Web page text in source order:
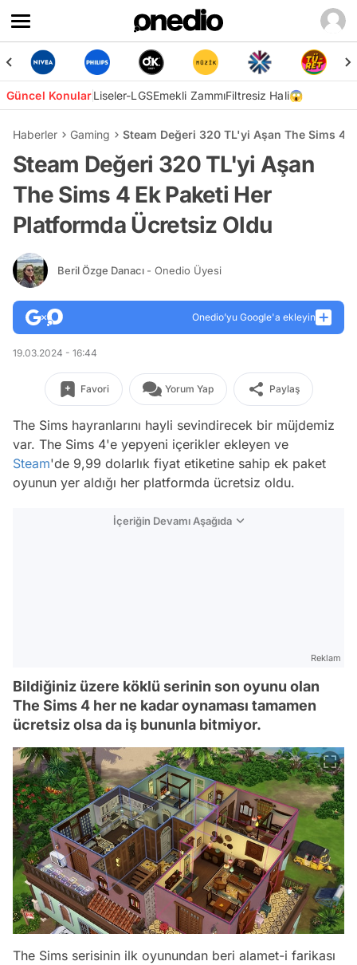
Güncel KonularLiseler-LGSEmekli ZammıFiltresiz Hali😱
Haberler Gaming Steam Değeri 320 TL'yi Aşan The Sims 4
Steam Değeri 320 TL'yi Aşan
The Sims 4 Ek Paketi Her
Platformda Ücretsiz Oldu
Beril Özge Danacı - Onedio Üyesi
Onedio’yu Google'a ekleyin
19.03.2024 - 16:44
Favori Yorum Yap Paylaş
The Sims hayranlarını hayli sevindirecek bir müjdemiz
var. The Sims 4'e yepyeni içerikler ekleyen ve
Steam'de 9,99 dolarlık fiyat etiketine sahip ek paket
oyunun yer aldığı her platformda ücretsiz oldu.
İçeriğin Devamı Aşağıda
Reklam
Bildiğiniz üzere köklü serinin son oyunu olan
The Sims 4 her ne kadar oynaması tamamen
ücretsiz olsa da iş bununla bitmiyor.
The Sims serisinin ilk oyunundan beri alamet-i farikası